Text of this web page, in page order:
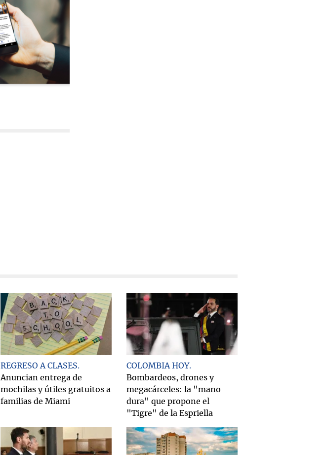
REGRESO A CLASES
Anuncian entrega de
mochilas y útiles gratuitos a
familias de Miami
COLOMBIA HOY
Bombardeos, drones y
megacárceles: la "mano
dura" que propone el
"Tigre" de la Espriella